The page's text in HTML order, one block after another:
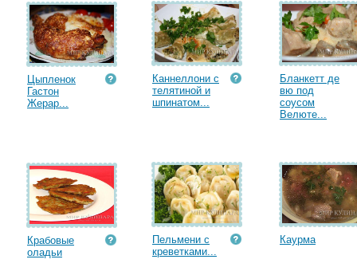
Цыпленок
Гастон
Жерар...
Каннеллони с
телятиной и
шпинатом...
Бланкетт де
вю под
соусом
Велюте...
Крабовые
оладьи
Пельмени с
креветками...
Каурма